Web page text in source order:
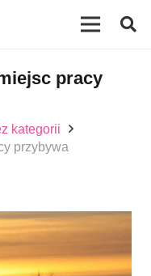
pracy
kategorii
przybywa